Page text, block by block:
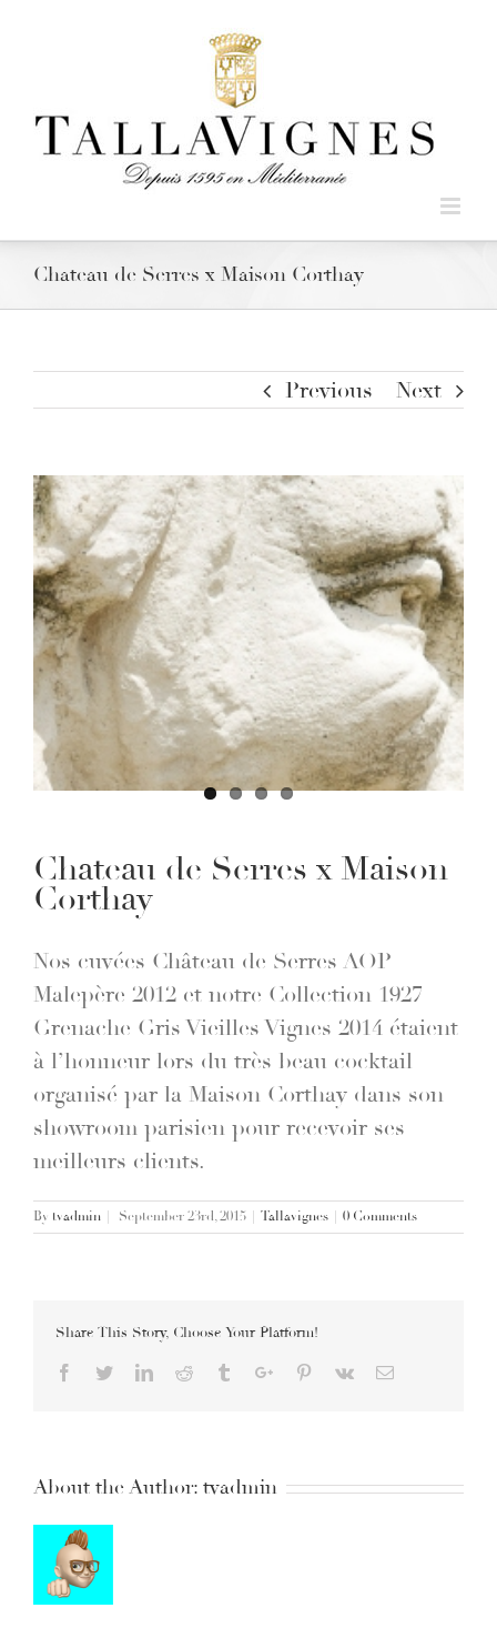
Chateau de Serres x Maison Corthay
Previous Next
View
Larger
Image
Chateau de Serres x Maison
Corthay
Nos cuvées Château de Serres AOP
Malepère 2012 et notre Collection 1927
Grenache Gris Vieilles Vignes 2014 étaient
à l’honneur lors du très beau cocktail
organisé par la Maison Corthay dans son
showroom parisien pour recevoir ses
meilleurs clients.
By tvadmin September 23rd, 2015 Tallavignes 0 Comments
Share This Story, Choose Your Platform!
Facebook
TwitterLinkedinReddit TumblrGoogle+Pinterest
Vk Email
About the Author: tvadmin